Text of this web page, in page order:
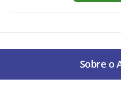
Sobre o